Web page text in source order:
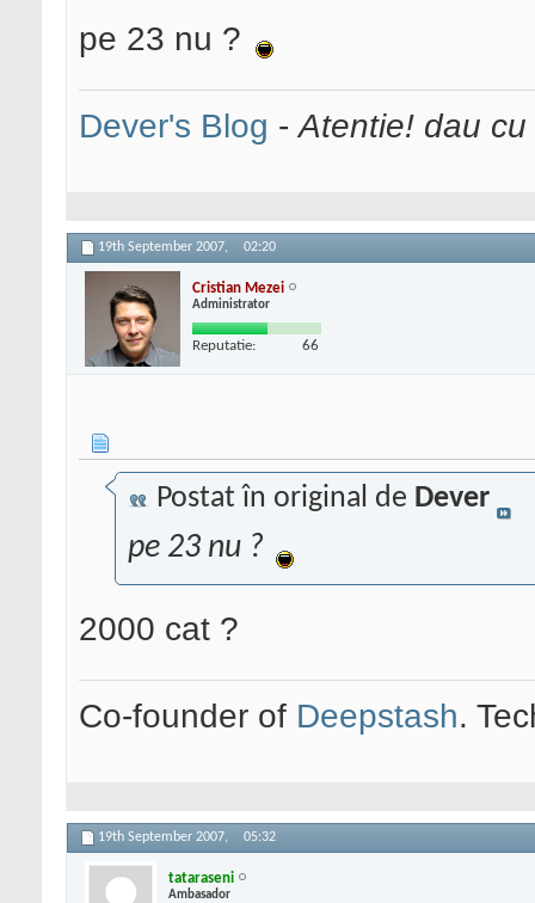
pe 23 nu ?
Dever's Blog -Atentie! dau
19th September 2007, 02:20
Cristian Mezei
Administrator
Reputatie: 66
Postat în original de Dever
pe 23 nu ?
2000 cat ?
Co-founder of Deepstash.
19th September 2007, 05:32
tataraseni
Ambasador